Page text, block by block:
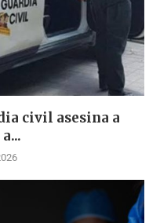
civil asesina a